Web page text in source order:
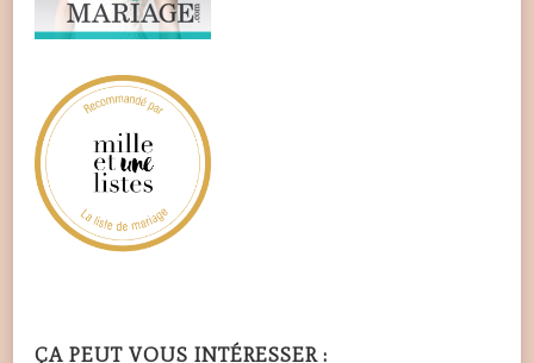
ÇA PEUT VOUS INTÉRESSER :